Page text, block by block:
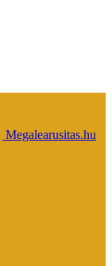
Megalearusitas.hu